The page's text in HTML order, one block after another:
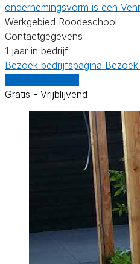
ondernemingsvorm is een
Werkgebied Roodeschool
Contactgegevens
1 jaar in bedrijf
Bezoek bedrijfspagina
Gratis - Vrijblijvend